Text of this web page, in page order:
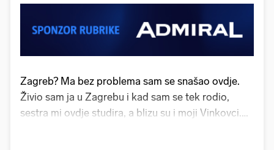
Zagreb? Ma bez problema sam se snašao ovdje.
Živio sam ja u Zagrebu i kad sam se tek rodio,
sestra mi ovdje studira, a blizu su i moji Vinkovci.